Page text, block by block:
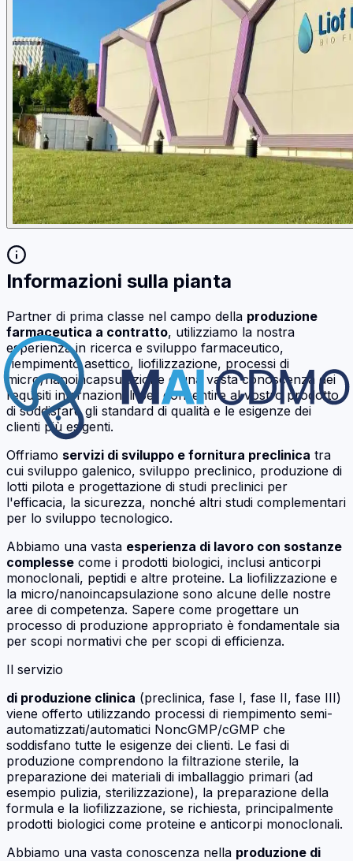
Informazioni sulla pianta
Partner di prima classe nel campo della produzione
farmaceutica a contratto, utilizziamo la nostra
esperienza in ricerca e sviluppo farmaceutico,
riempimento asettico, liofilizzazione, processi di
micro/nanoincapsulazione e una vasta conoscenza dei
requisiti internazionali per consentire al vostro prodotto
di soddisfare gli standard di qualità e le esigenze dei
clienti più esigenti.
Offriamo servizi di sviluppo e fornitura preclinica tra
cui sviluppo galenico, sviluppo preclinico, produzione di
lotti pilota e progettazione di studi preclinici per
l'efficacia, la sicurezza, nonché altri studi complementari
per lo sviluppo tecnologico.
Abbiamo una vasta esperienza di lavoro con sostanze
complesse come i prodotti biologici, inclusi anticorpi
monoclonali, peptidi e altre proteine. La liofilizzazione e
la micro/nanoincapsulazione sono alcune delle nostre
aree di competenza. Sapere come progettare un
processo di produzione appropriato è fondamentale sia
per scopi normativi che per scopi di efficienza.
Il servizio
di produzione clinica (preclinica, fase I, fase II, fase III)
viene offerto utilizzando processi di riempimento semi-
automatizzati/automatici NoncGMP/cGMP che
soddisfano tutte le esigenze dei clienti. Le fasi di
produzione comprendono la filtrazione sterile, la
preparazione dei materiali di imballaggio primari (ad
esempio pulizia, sterilizzazione), la preparazione della
formula e la liofilizzazione, se richiesta, principalmente
prodotti biologici come proteine e anticorpi monoclonali.
Abbiamo una vasta conoscenza nella produzione di